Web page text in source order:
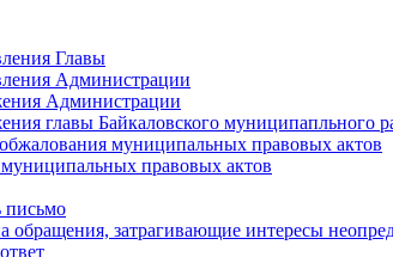
Главы
Администрации
Администрации
главы Байкаловского муниципапльного
муниципальных правовых актов
правовых актов
письмо
обращения, затрагивающие интересы